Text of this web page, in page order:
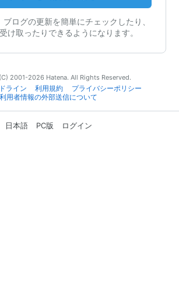
ログの更新を簡単にチェックしたり、
け取ったりできるようになります。
2001-2026 Hatena. All Rights Reserved.
ライン 利用規約
プライバシーポリシー
利用者情報の外部送信について
日本語 PC版 ログイン